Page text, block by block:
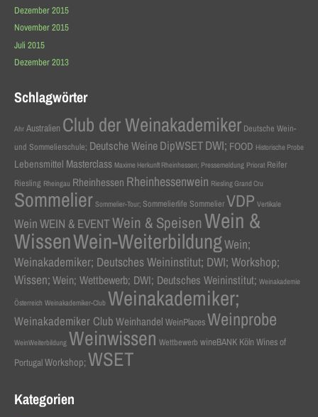
Dezember 2015
November 2015
Juli 2015
Dezember 2013
Schlagwörter
Ahr Australien Club der Weinakademiker Deutsche Wein-
und Sommelierschule; Deutsche Weine DipWSET DWI; FOOD Historische Probe
Lebensmittel Masterclass Maxime Herkunft Rheinhessen; Pressemeldung Priorat Reifer
Riesling Rheingau Rheinhessen Rheinhessenwein Riesling Grand Cru
Sommelier Sommelier-Tour; Sommelierlife Sommelier VDP Vertikale
WeinWEIN & EVENTWein & SpeisenWein &
WissenWein-WeiterbildungWein;
Weinakademiker; Deutsches Weininstitut; DWI; Workshop;
Wissen;Wein; Wettbewerb; DWI; Deutsches Weininstitut; Weinakademie
Österreich Weinakademiker-Club Weinakademiker;
Weinakademiker ClubWeinhandel WeinPlacesWeinprobe
WeinWeiterbildung Weinwissen Wettbewerb wineBANK Köln Wines of
PortugalWorkshop;WSET
Kategorien